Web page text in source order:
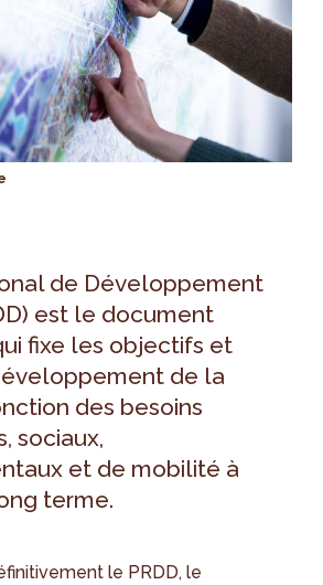
de Développement
est le document
fixe les objectifs et
de la
des besoins
sociaux,
et de mobilité à
terme.
le PRDD, le